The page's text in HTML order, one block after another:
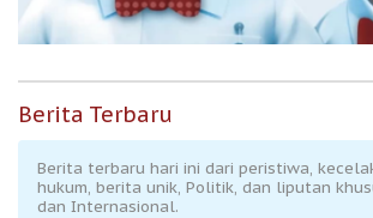
Berita Terbaru
Berita terbaru hari ini dari peristiwa,
hukum, berita unik, Politik, dan liputan
dan Internasional.